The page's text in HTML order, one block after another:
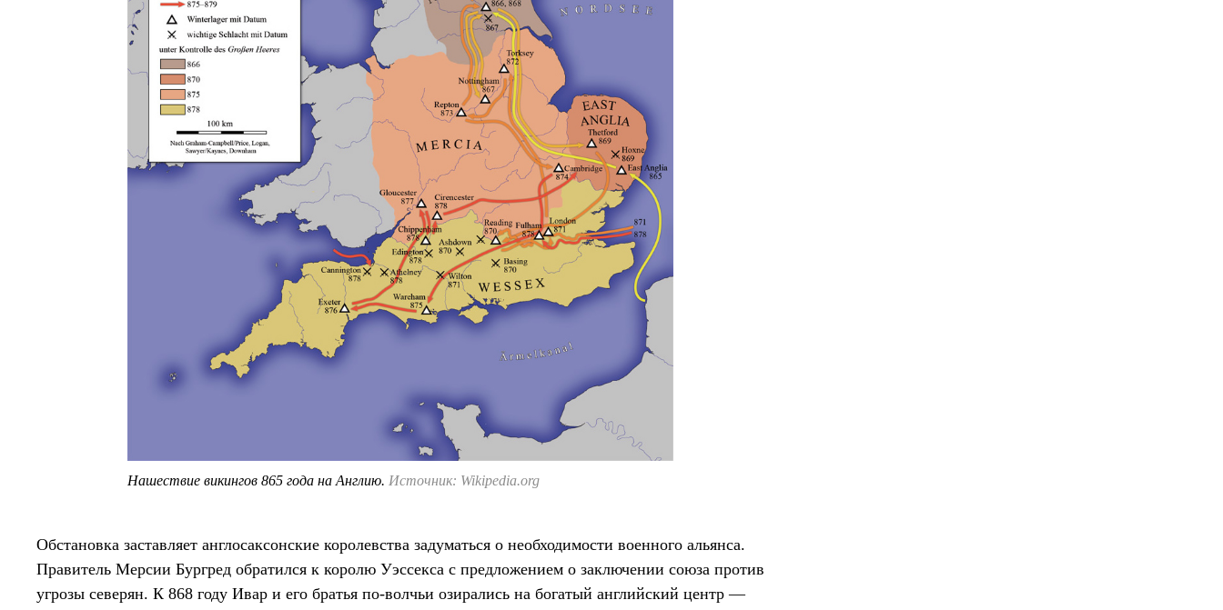
Нашествие викингов 865 года на Англию. Источник: Wikipedia.org
Обстановка заставляет англосаксонские королевства задуматься о необходимости военного альянса.
Правитель Мерсии Бургред обратился к королю Уэссекса с предложением о заключении союза против
угрозы северян. К 868 году Ивар и его братья по-волчьи озирались на богатый английский центр —